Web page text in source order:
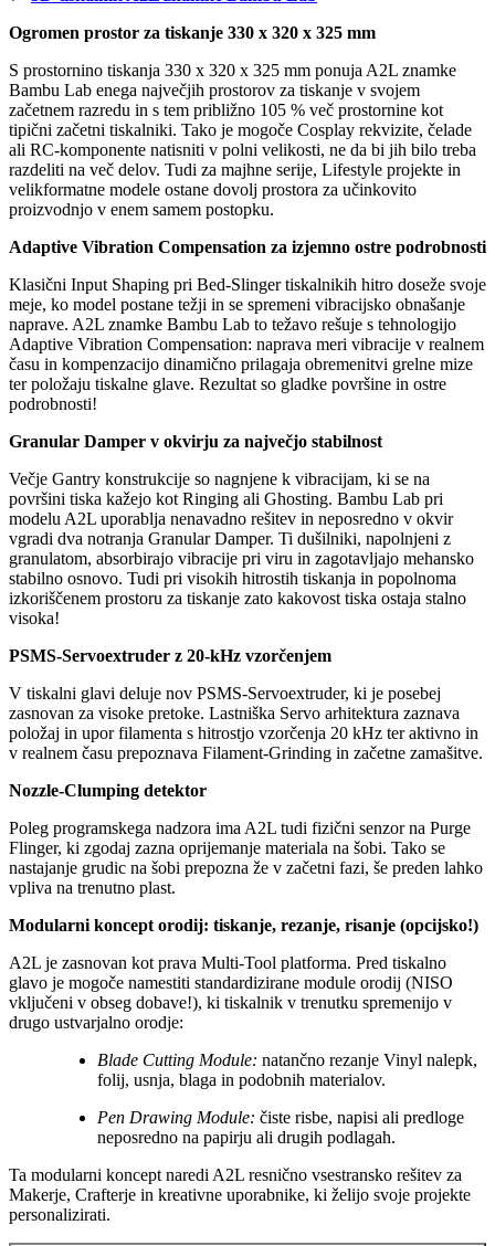
Ogromen prostor za tiskanje 330 x 320 x 325 mm
S prostornino tiskanja 330 x 320 x 325 mm ponuja A2L znamke
Bambu Lab enega največjih prostorov za tiskanje v svojem
začetnem razredu in s tem približno 105 % več prostornine kot
tipični začetni tiskalniki. Tako je mogoče Cosplay rekvizite, čelade
ali RC-komponente natisniti v polni velikosti, ne da bi jih bilo treba
razdeliti na več delov. Tudi za majhne serije, Lifestyle projekte in
velikformatne modele ostane dovolj prostora za učinkovito
proizvodnjo v enem samem postopku.
Adaptive Vibration Compensation za izjemno ostre podrobnosti
Klasični Input Shaping pri Bed-Slinger tiskalnikih hitro doseže svoje
meje, ko model postane težji in se spremeni vibracijsko obnašanje
naprave. A2L znamke Bambu Lab to težavo rešuje s tehnologijo
Adaptive Vibration Compensation: naprava meri vibracije v realnem
času in kompenzacijo dinamično prilagaja obremenitvi grelne mize
ter položaju tiskalne glave. Rezultat so gladke površine in ostre
podrobnosti!
Granular Damper v okvirju za največjo stabilnost
Večje Gantry konstrukcije so nagnjene k vibracijam, ki se na
površini tiska kažejo kot Ringing ali Ghosting. Bambu Lab pri
modelu A2L uporablja nenavadno rešitev in neposredno v okvir
vgradi dva notranja Granular Damper. Ti dušilniki, napolnjeni z
granulatom, absorbirajo vibracije pri viru in zagotavljajo mehansko
stabilno osnovo. Tudi pri visokih hitrostih tiskanja in popolnoma
izkoriščenem prostoru za tiskanje zato kakovost tiska ostaja stalno
visoka!
PSMS-Servoextruder z 20-kHz vzorčenjem
V tiskalni glavi deluje nov PSMS-Servoextruder, ki je posebej
zasnovan za visoke pretoke. Lastniška Servo arhitektura zaznava
položaj in upor filamenta s hitrostjo vzorčenja 20 kHz ter aktivno in
v realnem času prepoznava Filament-Grinding in začetne zamašitve.
Nozzle-Clumping detektor
Poleg programskega nadzora ima A2L tudi fizični senzor na Purge
Flinger, ki zgodaj zazna oprijemanje materiala na šobi. Tako se
nastajanje grudic na šobi prepozna že v začetni fazi, še preden lahko
vpliva na trenutno plast.
Modularni koncept orodij: tiskanje, rezanje, risanje (opcijsko!)
A2L je zasnovan kot prava Multi-Tool platforma. Pred tiskalno
glavo je mogoče namestiti standardizirane module orodij (NISO
vključeni v obseg dobave!), ki tiskalnik v trenutku spremenijo v
drugo ustvarjalno orodje:
Blade Cutting Module: natančno rezanje Vinyl nalepk,
folij, usnja, blaga in podobnih materialov.
Pen Drawing Module: čiste risbe, napisi ali predloge
neposredno na papirju ali drugih podlagah.
Ta modularni koncept naredi A2L resnično vsestransko rešitev za
Makerje, Crafterje in kreativne uporabnike, ki želijo svoje projekte
personalizirati.